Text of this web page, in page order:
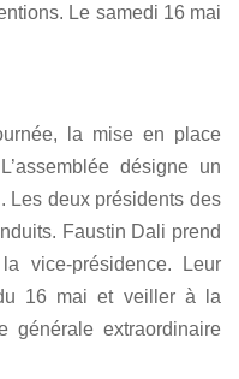
Le samedi 16 mai
la mise en place
désigne un
Les deux présidents des
Faustin Dali prend
vice-présidence. Leur
16 mai et veiller à la
générale extraordinaire